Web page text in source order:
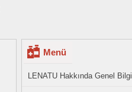
Menü
LENATU Hakkında Genel Bilgi